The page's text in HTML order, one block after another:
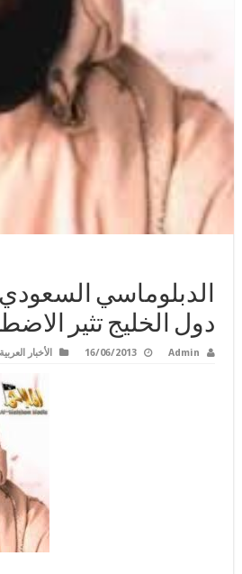
الدبلوماسي
دول الخليج تثير
Admin
16/06/2013 الأخبار